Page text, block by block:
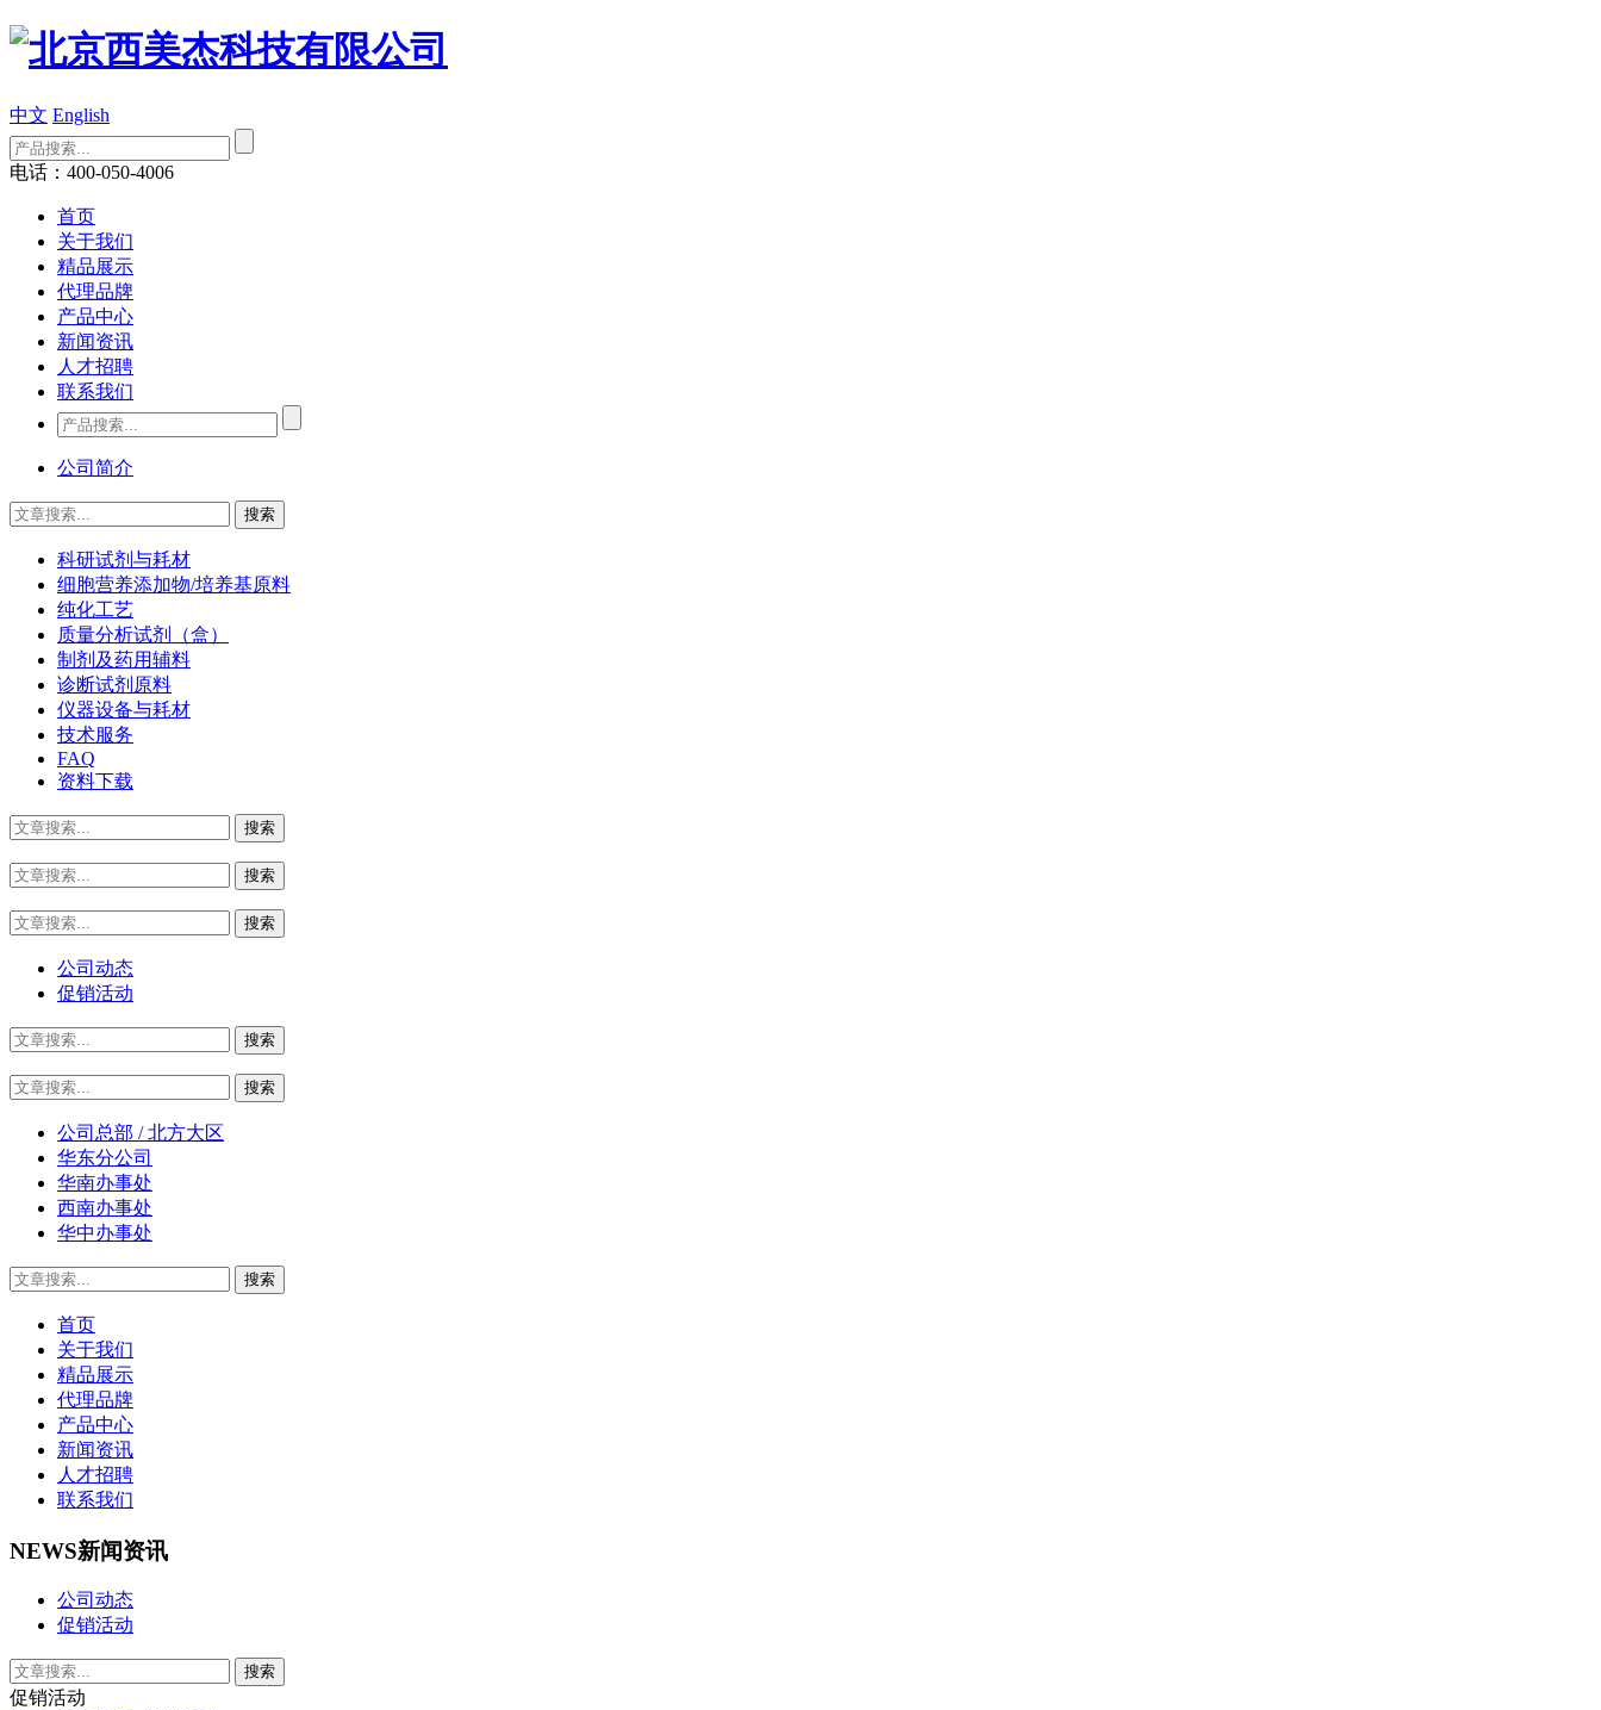
中文 English
电话：400-050-4006
首页
关于我们
精品展示
代理品牌
产品中心
新闻资讯
人才招聘
联系我们
公司简介
科研试剂与耗材
细胞营养添加物/培养基原料
纯化工艺
质量分析试剂（盒）
制剂及药用辅料
诊断试剂原料
仪器设备与耗材
技术服务
FAQ
资料下载
公司动态
促销活动
公司总部 / 北方大区
华东分公司
华南办事处
西南办事处
华中办事处
首页
关于我们
精品展示
代理品牌
产品中心
新闻资讯
人才招聘
联系我们
NEWS新闻资讯
公司动态
促销活动
促销活动